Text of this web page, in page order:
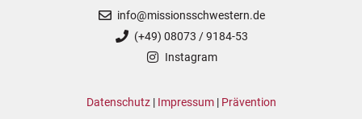
info@missionsschwestern.de
(+49) 08073 / 9184-53
Instagram
Datenschutz| Impressum| Prävention